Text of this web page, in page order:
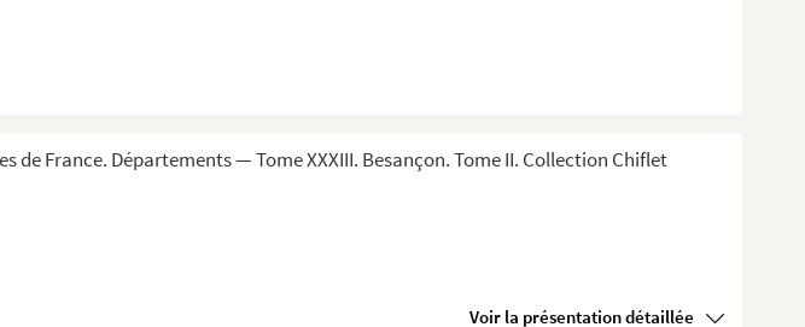
France. Départements — Tome XXXIII. Besançon. Tome II. Collection Chiflet
Voir la présentation détaillée
I. C. Vesont...